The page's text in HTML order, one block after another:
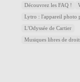
Découvrez les FAQ !
Lytro : l'appareil photo
L'Odyssée de Cartier
Musiques libres de